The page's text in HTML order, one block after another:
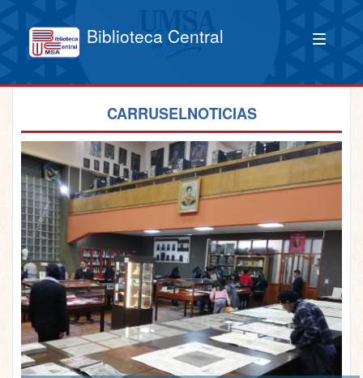
Biblioteca Central
CARRUSELNOTICIAS